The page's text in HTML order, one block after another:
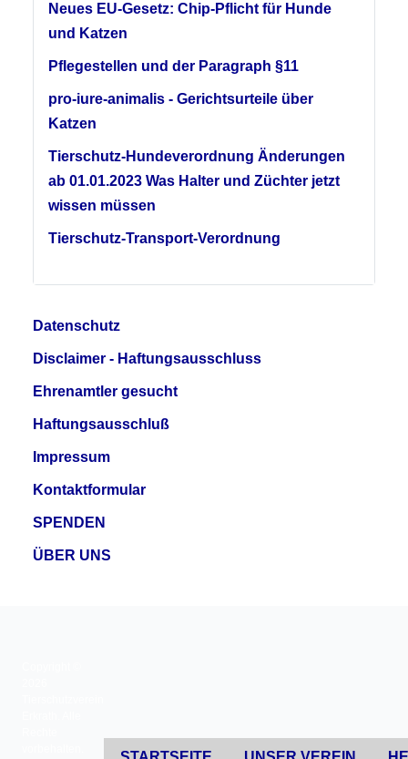
Neues EU-Gesetz: Chip-Pflicht für Hunde
und Katzen
Pflegestellen und der Paragraph §11
pro-iure-animalis - Gerichtsurteile über
Katzen
Tierschutz-Hundeverordnung Änderungen
ab 01.01.2023 Was Halter und Züchter jetzt
wissen müssen
Tierschutz-Transport-Verordnung
Datenschutz
Disclaimer - Haftungsausschluss
Ehrenamtler gesucht
Haftungsausschluß
Impressum
Kontaktformular
SPENDEN
ÜBER UNS